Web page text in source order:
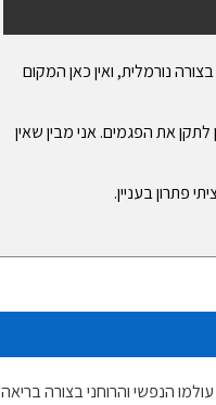
נורמלית, ואין כאן המקום
את הפגמים. אני מבין שאין
פתרון בעניין.
הנפשי והרוחני בצורה בריאה